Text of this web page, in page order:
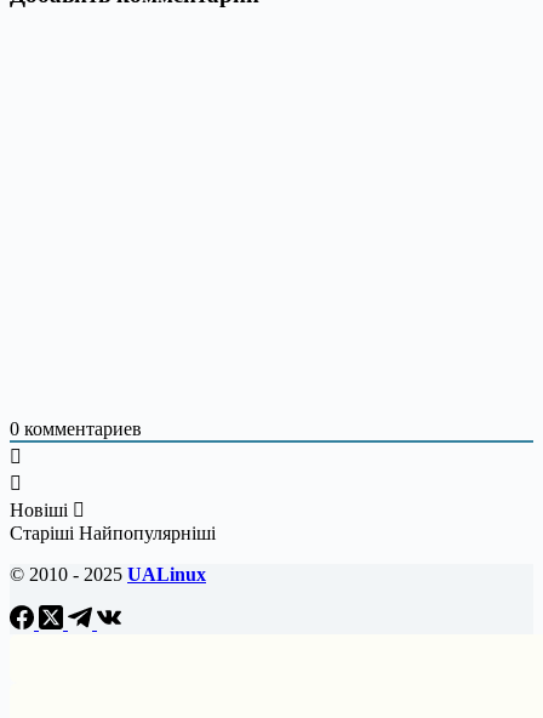
0 комментариев
Новіші
Старіші Найпопулярніші
© 2010 - 2025 UALinux